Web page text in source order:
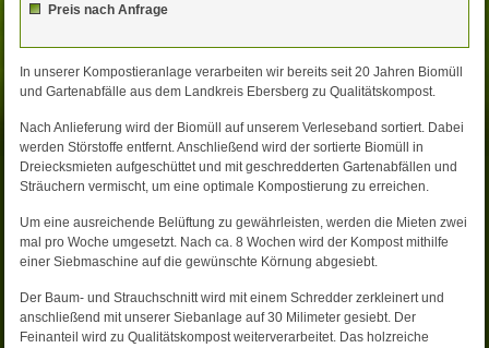
Preis nach Anfrage
In unserer Kompostieranlage verarbeiten wir bereits seit 20 Jahren Biomüll
und Gartenabfälle aus dem Landkreis Ebersberg zu Qualitätskompost.
Nach Anlieferung wird der Biomüll auf unserem Verleseband sortiert. Dabei
werden Störstoffe entfernt. Anschließend wird der sortierte Biomüll in
Dreiecksmieten aufgeschüttet und mit geschredderten Gartenabfällen und
Sträuchern vermischt, um eine optimale Kompostierung zu erreichen.
Um eine ausreichende Belüftung zu gewährleisten, werden die Mieten zwei
mal pro Woche umgesetzt. Nach ca. 8 Wochen wird der Kompost mithilfe
einer Siebmaschine auf die gewünschte Körnung abgesiebt.
Der Baum- und Strauchschnitt wird mit einem Schredder zerkleinert und
anschließend mit unserer Siebanlage auf 30 Milimeter gesiebt. Der
Feinanteil wird zu Qualitätskompost weiterverarbeitet. Das holzreiche